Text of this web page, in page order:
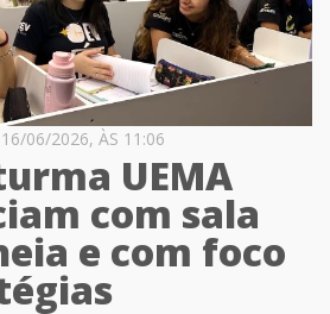
06/2026, ÀS 11:06
UEMA
com sala
e com foco